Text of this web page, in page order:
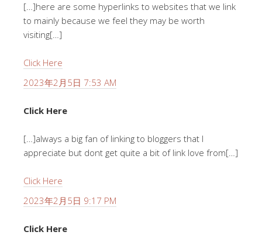
[…]here are some hyperlinks to websites that we link
to mainly because we feel they may be worth
visiting[…]
Click Here
2023年2月5日 7:53 AM
Click Here
[…]always a big fan of linking to bloggers that I
appreciate but dont get quite a bit of link love from[…]
Click Here
2023年2月5日 9:17 PM
Click Here